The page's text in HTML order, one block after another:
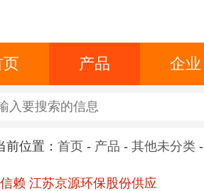
产品 企业
前位置： 首页 - 产品 - 其他未分类-
赖 江苏京源环保股份供应